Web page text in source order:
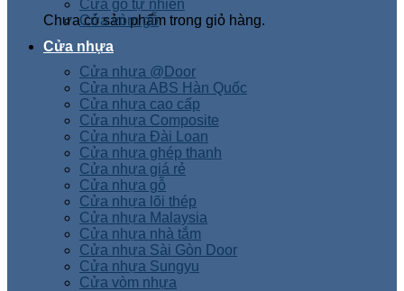
Chưa có sản phẩm trong giỏ hàng.
Cửa gỗ tự nhiên
Cửa vòm gỗ
Cửa nhựa
Cửa nhựa @Door
Cửa nhựa ABS Hàn Quốc
Cửa nhựa cao cấp
Cửa nhựa Composite
Cửa nhựa Đài Loan
Cửa nhựa ghép thanh
Cửa nhựa giá rẻ
Cửa nhựa gỗ
Cửa nhựa lõi thép
Cửa nhựa Malaysia
Cửa nhựa nhà tắm
Cửa nhựa Sài Gòn Door
Cửa nhựa Sungyu
Cửa vòm nhựa